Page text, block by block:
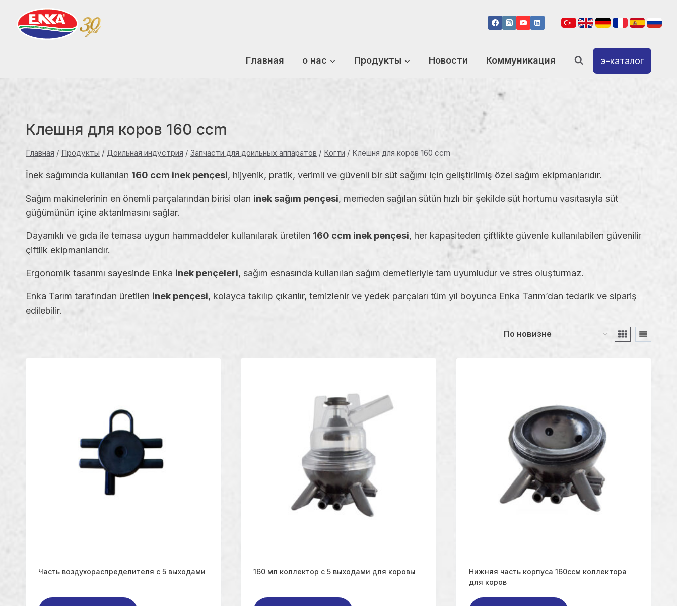
содержимому
Главная о нас Продукты Новости Коммуникация э-каталог
Клешня для коров 160 ccm
Главная / Продукты / Доильная индустрия / Запчасти для доильных аппаратов / Когти / Клешня для коров 160 ccm
İnek sağımında kullanılan 160 ccm inek pençesi, hijyenik, pratik, verimli ve güvenli bir süt sağımı için geliştirilmiş özel sağım ekipmanlarıdır.
Sağım makinelerinin en önemli parçalarından birisi olan inek sağım pençesi, memeden sağılan sütün hızlı bir şekilde süt hortumu vasıtasıyla süt
güğümünün içine aktarılmasını sağlar.
Dayanıklı ve gıda ile temasa uygun hammaddeler kullanılarak üretilen 160 ccm inek pençesi, her kapasiteden çiftlikte güvenle kullanılabilen güvenilir
çiftlik ekipmanlarıdır.
Ergonomik tasarımı sayesinde Enka inek pençeleri, sağım esnasında kullanılan sağım demetleriyle tam uyumludur ve stres oluşturmaz.
Enka Tarım tarafından üretilen inek pençesi, kolayca takılıp çıkarılır, temizlenir ve yedek parçaları tüm yıl boyunca Enka Tarım’dan tedarik ve sipariş
edilebilir.
Часть воздухораспределителя с 5 выходами 160 мл коллектор с 5 выходами для коровы
Нижняя часть корпуса 160ссм коллектора
для коров